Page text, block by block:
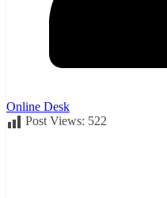
Online Desk
Post Views: 522